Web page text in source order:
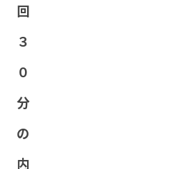
回
３
０
分
の
内